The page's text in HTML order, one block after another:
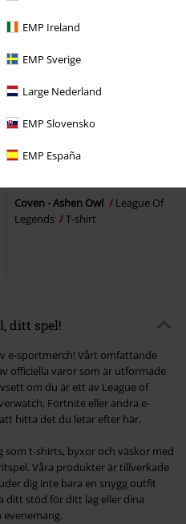
EMP Ireland
EMP Sverige
Large Nederland
EMP Slovensko
EMP España
Coven - Ashen Owl
League Of
Legends
T-shirt
ditt spel!
e-sportmerch! Vårt omfattande
officiella varor som är utformade
om du är ett av League of
Fortnite eller andra e-
hitta det du letar efter här.
som t-shirts, byxor och väskor med
Våra produkter är tillverkade
dig inte bara en snygg outfit
ditt stöd för ditt lag eller dina